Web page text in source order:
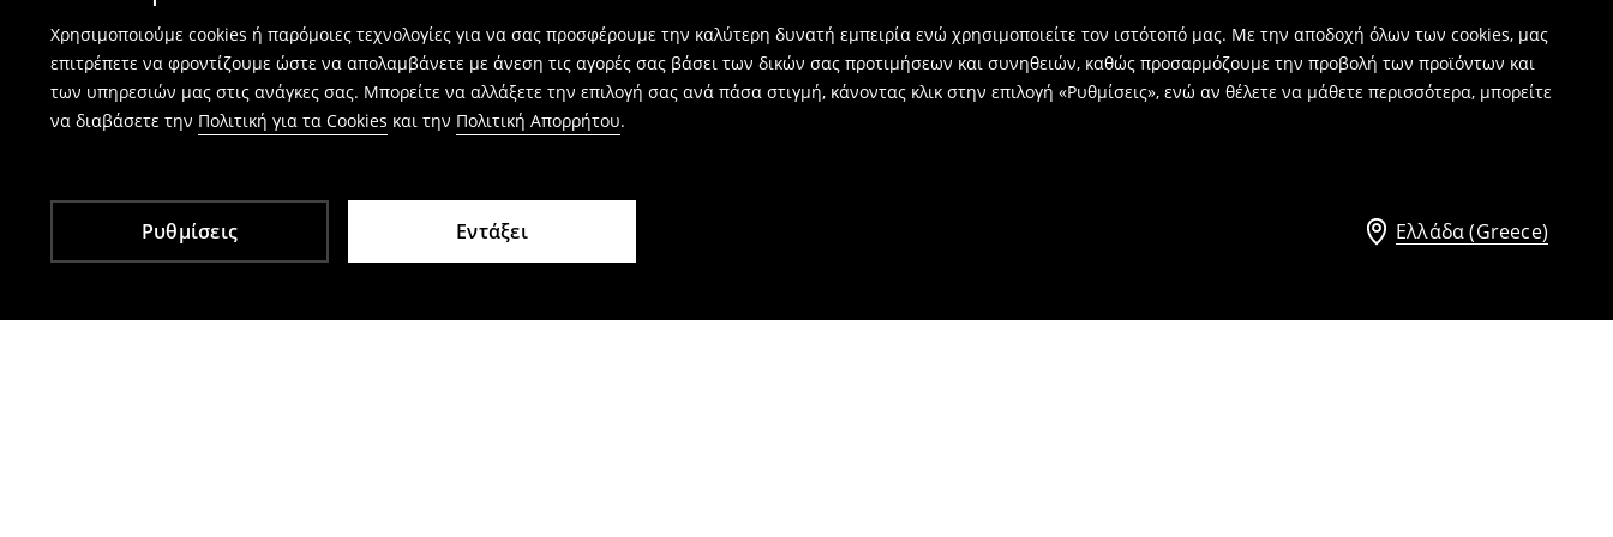
Χρησιμοποιούμε cookies ή παρόμοιες τεχνολογίες για να σας προσφέρουμε την καλύτερη δυνατή εμπειρία ενώ χρησιμοποιείτε τον ιστότοπό μας. Με την αποδοχή όλων των cookies, μας
επιτρέπετε να φροντίζουμε ώστε να απολαμβάνετε με άνεση τις αγορές σας βάσει των δικών σας προτιμήσεων και συνηθειών, καθώς προσαρμόζουμε την προβολή των προϊόντων και
των υπηρεσιών μας στις ανάγκες σας. Μπορείτε να αλλάξετε την επιλογή σας ανά πάσα στιγμή, κάνοντας κλικ στην επιλογή «Ρυθμίσεις», ενώ αν θέλετε να μάθετε περισσότερα, μπορείτε
να διαβάσετε την Πολιτική για τα Cookies και την Πολιτική Απορρήτου.
Ρυθμίσεις Εντάξει Ελλάδα (Greece)